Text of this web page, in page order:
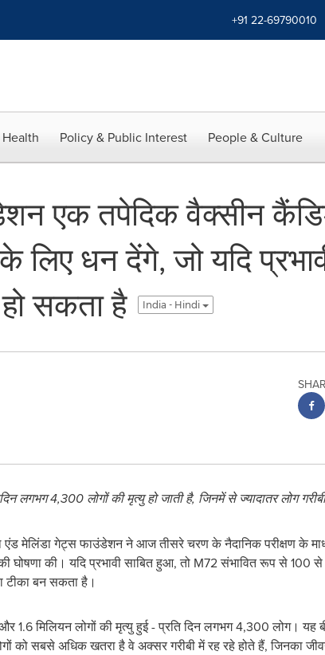
+91 22-69790010
Policy & Public Interest People & Culture
एक तपेदिक वैक्सीन
धन देंगे, जो यदि
सकता है
India - Hindi
लगभग4,300 लोगों की मृत्यु हो जाती है, जिनमें से ज्यादातर लोग गरीबी
मेलिंडा गेट्स फाउंडेशन ने आज तीसरे चरण के नैदानिक परीक्षण के
की। यदि प्रभावी साबित हुआ, तो M72 संभावित रूप से 100 से
टीका बन सकता है।
1.6 मिलियन लोगों की मृत्यु हुई - प्रति दिन लगभग 4,300 लोग। यह
को सबसे अधिक खतरा है वे अक्सर गरीबी में रह रहे होते हैं, जिनका